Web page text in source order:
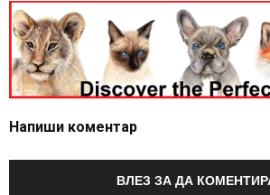
Напиши коментар
ВЛЕЗ ЗА ДА